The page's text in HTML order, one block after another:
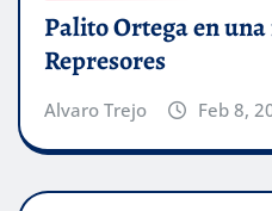
Palito Ortega en
Represores
Alvaro Trejo Feb 8,